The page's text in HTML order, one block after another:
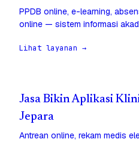
PPDB online, e-learning,
online — sistem informasi
Lihat layanan →
Jasa Bikin Aplikasi
Jepara
Antrean online, rekam medis